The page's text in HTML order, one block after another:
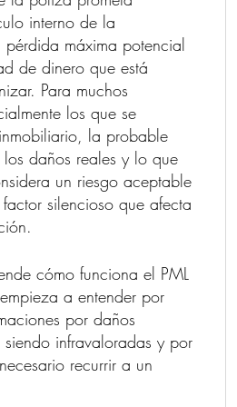
interno de la
máxima potencial
de dinero que está
Para muchos
los que se
la probable
daños reales y lo que
un riesgo aceptable
silencioso que afecta
cómo funciona el PML
a entender por
por daños
infravaloradas y por
recurrir a un